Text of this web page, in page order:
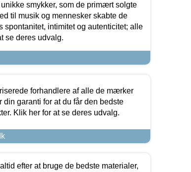
smykker, som de primært solgte
til musik og mennesker skabte de
spontanitet, intimitet og autenticitet; alle
se deres udvalg.
forhandlere af alle de mærker
garanti for at du får den bedste
Klik her for at se deres udvalg.
efter at bruge de bedste materialer,